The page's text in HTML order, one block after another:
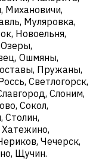
Михановичи,
Муляровка,
Новоельня,
Ошмяны,
Пружаны,
Светлогорск,
Слоним,
Сокол,
Столин,
Хатежино,
Чечерск,
Щучин.